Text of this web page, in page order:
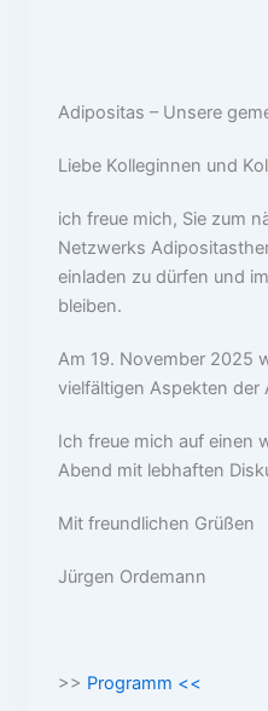
Adipositas – Unsere
Liebe Kolleginnen und
ich freue mich, Sie zum
Netzwerks
einladen zu dürfen und
bleiben.
Am 19. November 2025
vielfältigen Aspekten der
Ich freue mich auf einen
Abend mit lebhaften
Mit freundlichen Grüßen
Jürgen Ordemann
>> Programm <<